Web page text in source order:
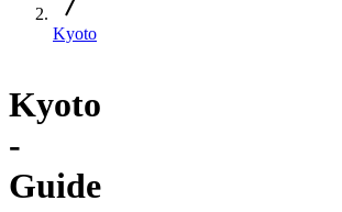
Kyoto
Kyoto
-
Guide